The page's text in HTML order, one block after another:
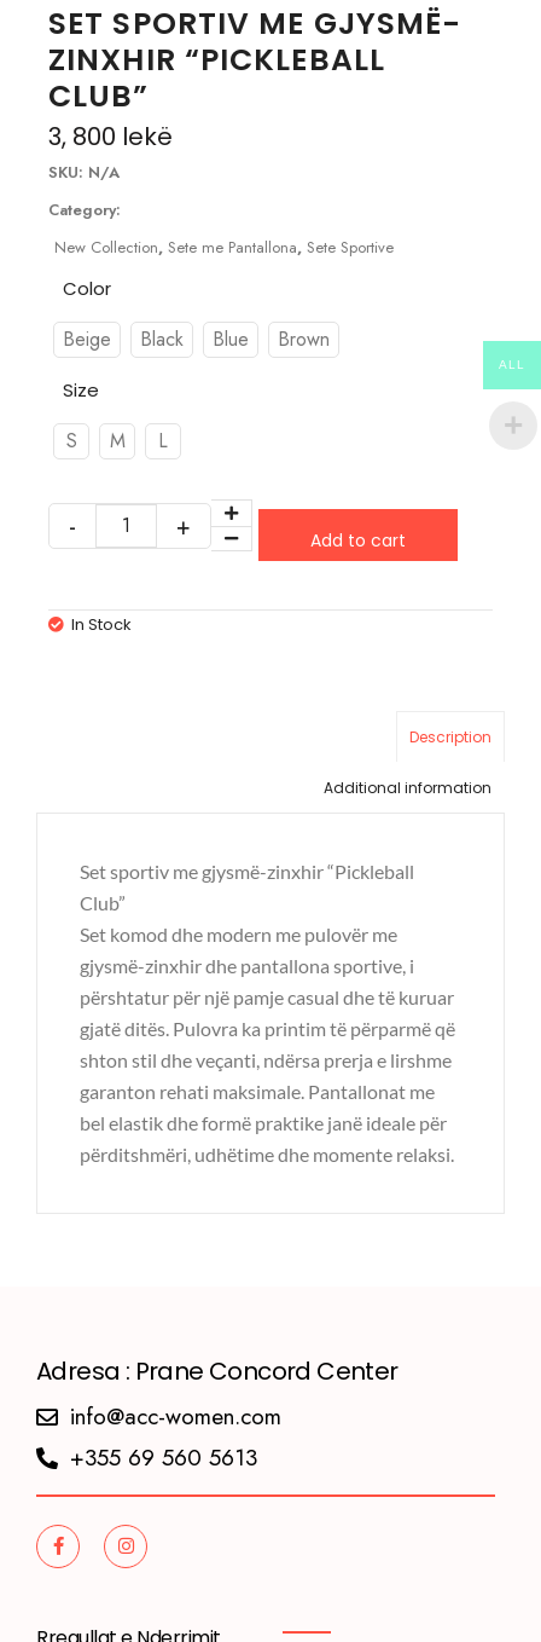
SET SPORTIV ME GJYSMË-
ZINXHIR “PICKLEBALL
CLUB”
3, 800 lekë
SKU: N/A
Category:
New Collection, Sete me Pantallona, Sete Sportive
Color
Beige Black Blue Brown
Size
S M L
Add to cart
In Stock
Description
Additional information
Set sportiv me gjysmë-zinxhir “Pickleball
Club”
Set komod dhe modern me pulovër me
gjysmë-zinxhir dhe pantallona sportive, i
përshtatur për një pamje casual dhe të kuruar
gjatë ditës. Pulovra ka printim të përparmë që
shton stil dhe veçanti, ndërsa prerja e lirshme
garanton rehati maksimale. Pantallonat me
bel elastik dhe formë praktike janë ideale për
përditshmëri, udhëtime dhe momente relaksi.
Adresa : Prane Concord Center
info@acc-women.com
+355 69 560 5613
ALL